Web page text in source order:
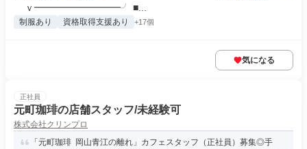
ｖ━━━━━━━━━╯ ■...
制服あり 資格取得支援あり +17個
気になる
正社員
元町珈琲の店舗スタッフ/未経験可
株式会社クリンプロ
「元町珈琲 岡山青江の離れ」カフェスタッフ（正社員）募集◎手